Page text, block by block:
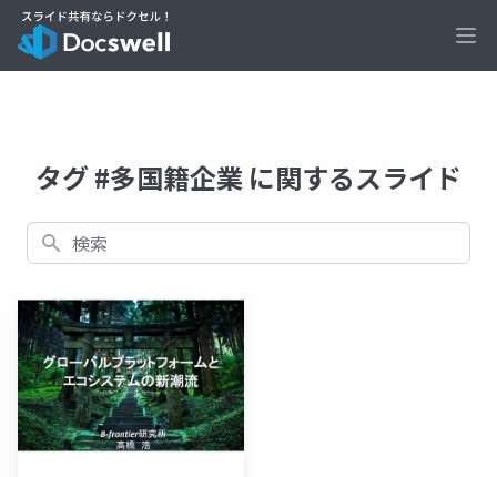
タグ #多国籍企業 に関するスライド
検索